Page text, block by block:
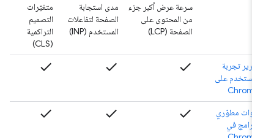
سرعة عرض أكبر جزء
من المحتوى على
الصفحة (LCP)
مدى استجابة
الصفحة لتفاعلات
المستخدم (INP)
متغيّرات
التصميم
التراكمية
تقرير تجربة
المستخدم على
Chrome
أدوات مطوّري
البرامج في